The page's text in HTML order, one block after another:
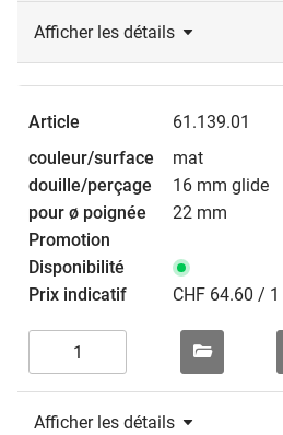
Afficher les détails
61.139.01
mat
16 mm glide
22 mm
CHF 64.60 /
Afficher les détails